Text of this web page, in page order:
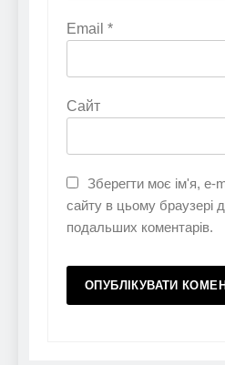
Email *
Сайт
Зберегти моє ім'я, e-
сайту в цьому браузері
подальших коментарів.